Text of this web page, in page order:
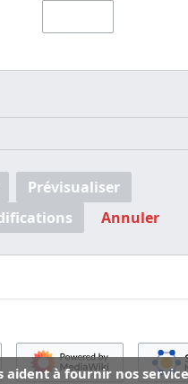
Prévisualiser
Annuler
aident à fournir nos